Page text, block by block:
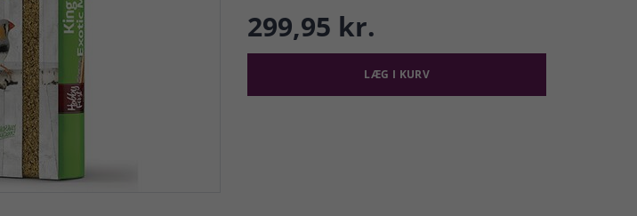
299,95 kr.
LÆG I KURV